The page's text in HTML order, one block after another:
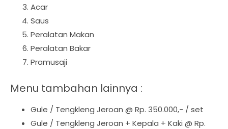
Acar
Saus
Peralatan Makan
Peralatan Bakar
Pramusaji
Menu tambahan lainnya :
Gule / Tengkleng Jeroan @ Rp. 350.000,- / set
Gule / Tengkleng Jeroan + Kepala + Kaki @ Rp.